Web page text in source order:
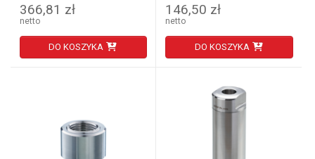
366,81 zł
netto
DO KOSZYKA
146,50 zł
netto
DO KOSZYKA